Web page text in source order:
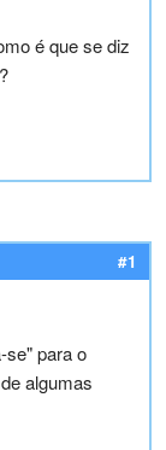
é que se diz
#1
se" para o
algumas